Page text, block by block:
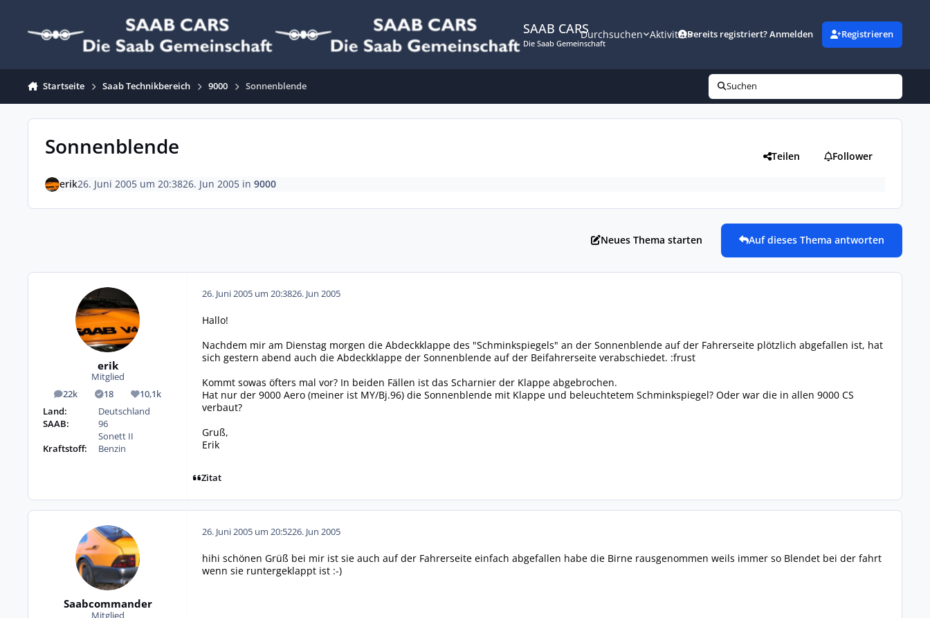
SAAB CARS
Die Saab Gemeinschaft
Durchsuchen AktivitätBereits registriert? Anmelden Registrieren
Startseite Saab Technikbereich 9000 Sonnenblende Suchen
Sonnenblende Teilen Follower
erik26. Juni 2005 um 20:3826. Jun 2005in 9000
Neues Thema starten Auf dieses Thema antworten
erik
Mitglied
22k
Beiträge 18
Lösungen10,1k
Reputation
Land:
Deutschland
SAAB:
96
Sonett II
Kraftstoff:
Benzin
26. Juni 2005 um 20:3826. Jun 2005
Hallo!
Nachdem mir am Dienstag morgen die Abdeckklappe des "Schminkspiegels" an der Sonnenblende auf der Fahrerseite plötzlich abgefallen ist, hat
sich gestern abend auch die Abdeckklappe der Sonnenblende auf der Beifahrerseite verabschiedet. :frust
Kommt sowas öfters mal vor? In beiden Fällen ist das Scharnier der Klappe abgebrochen.
Hat nur der 9000 Aero (meiner ist MY/Bj.96) die Sonnenblende mit Klappe und beleuchtetem Schminkspiegel? Oder war die in allen 9000 CS
verbaut?
Gruß,
Erik
Zitat
Saabcommander
Mitglied
26. Juni 2005 um 20:5226. Jun 2005
hihi schönen Grüß bei mir ist sie auch auf der Fahrerseite einfach abgefallen habe die Birne rausgenommen weils immer so Blendet bei der fahrt
wenn sie runtergeklappt ist :-)